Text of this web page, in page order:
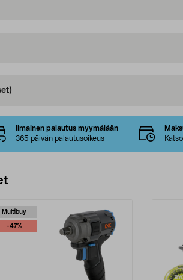
Ilmainen palautus myymälään
365 päivän palautusoikeus
Multibuy
-47%